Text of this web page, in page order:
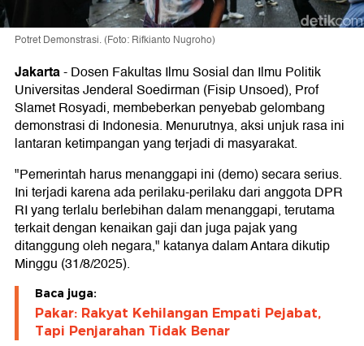
Potret Demonstrasi. (Foto: Rifkianto Nugroho)
Jakarta-Dosen Fakultas Ilmu Sosial dan Ilmu Politik
Universitas Jenderal Soedirman (Fisip Unsoed), Prof
Slamet Rosyadi, membeberkan penyebab gelombang
demonstrasi di Indonesia. Menurutnya, aksi unjuk rasa ini
lantaran ketimpangan yang terjadi di masyarakat.
"Pemerintah harus menanggapi ini (demo) secara serius.
Ini terjadi karena ada perilaku-perilaku dari anggota DPR
RI yang terlalu berlebihan dalam menanggapi, terutama
terkait dengan kenaikan gaji dan juga pajak yang
ditanggung oleh negara," katanya dalam Antara dikutip
Minggu (31/8/2025).
Baca juga:
Pakar: Rakyat Kehilangan Empati Pejabat,
Tapi Penjarahan Tidak Benar